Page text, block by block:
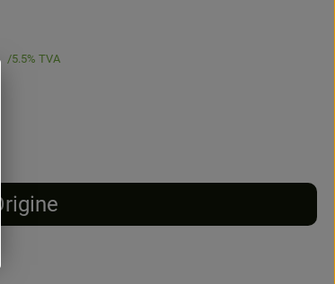
5.5% TVA
Origine